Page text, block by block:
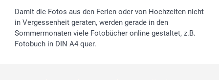
Damit die Fotos aus den Ferien oder von Hochzeiten nicht
in Vergessenheit geraten, werden gerade in den
Sommermonaten viele Fotobücher online gestaltet, z.B.
Fotobuch in DIN A4 quer.